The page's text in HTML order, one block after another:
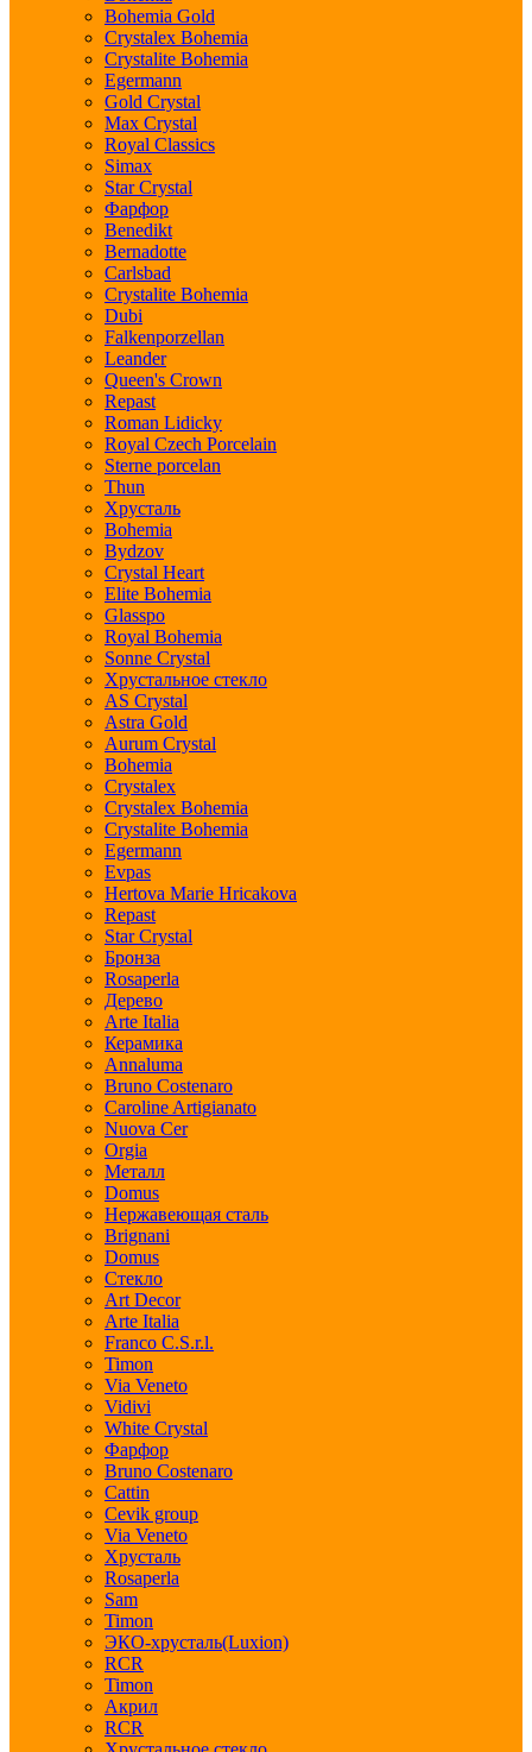
Bohemia Gold
Crystalex Bohemia
Crystalite Bohemia
Egermann
Gold Crystal
Max Crystal
Royal Classics
Simax
Star Crystal
Фарфор
Benedikt
Bernadotte
Carlsbad
Crystalite Bohemia
Dubi
Falkenporzellan
Leander
Queen's Crown
Repast
Roman Lidicky
Royal Czech Porcelain
Sterne porcelan
Thun
Хрусталь
Bohemia
Bydzov
Crystal Heart
Elite Bohemia
Glasspo
Royal Bohemia
Sonne Crystal
Хрустальное стекло
AS Crystal
Astra Gold
Aurum Crystal
Bohemia
Crystalex
Crystalex Bohemia
Crystalite Bohemia
Egermann
Evpas
Hertova Marie Hricakova
Repast
Star Crystal
Бронза
Rosaperla
Дерево
Arte Italia
Керамика
Annaluma
Bruno Costenaro
Caroline Artigianato
Nuova Cer
Orgia
Металл
Domus
Нержавеющая сталь
Brignani
Domus
Стекло
Art Decor
Arte Italia
Franco C.S.r.l.
Timon
Via Veneto
Vidivi
White Crystal
Фарфор
Bruno Costenaro
Cattin
Cevik group
Via Veneto
Хрусталь
Rosaperla
Sam
Timon
ЭКО-хрусталь(Luxion)
RCR
Timon
Акрил
RCR